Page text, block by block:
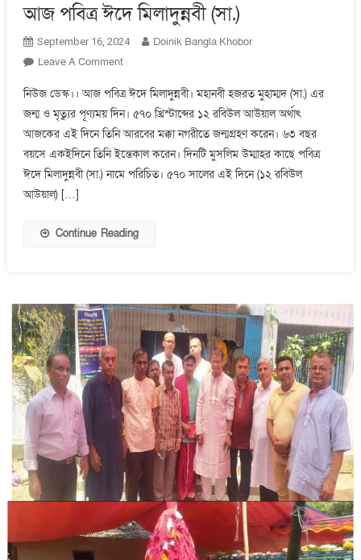
আজ পবিত্র ঈদে মিলাদুন্নবী (সা.)
September 16, 2024
Doinik Bangla Khobor
Leave A CommentOn
পবিত্র
ঈদে
মিলাদুন্নবী
(সা.)
নিউজ ডেস্ক।। আজ পবিত্র ঈদে মিলাদুন্নবী। মহানবী হজরত মুহাম্মদ (সা.) এর
জন্ম ও মৃত্যুর পূণ্যময় দিন। ৫৭০ খ্রিস্টাব্দের ১২ রবিউল আউয়াল অর্থাৎ
আজকের এই দিনে তিনি আরবের মক্কা নগরীতে জন্মগ্রহণ করেন। ৬৩ বছর
বয়সে একইদিনে তিনি ইন্তেকাল করেন। দিনটি মুসলিম উম্মাহর কাছে পবিত্র
ঈদে মিলাদুন্নবী (সা.) নামে পরিচিত। ৫৭০ সালের এই দিনে (১২ রবিউল
আউয়াল) […]
Continue Reading